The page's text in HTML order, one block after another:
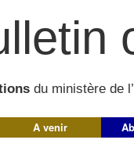
du ministère de
A venir